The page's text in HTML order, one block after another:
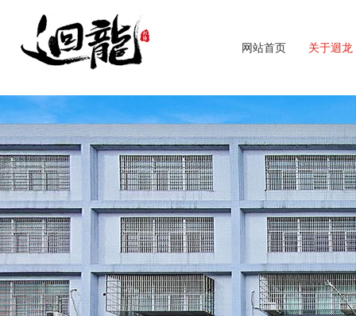
网站首页 关于迴龙